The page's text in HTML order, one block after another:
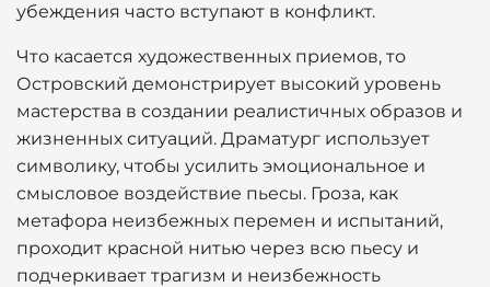
убеждения часто вступают в конфликт.
Что касается художественных приемов, то
Островский демонстрирует высокий уровень
мастерства в создании реалистичных образов и
жизненных ситуаций. Драматург использует
символику, чтобы усилить эмоциональное и
смысловое воздействие пьесы. Гроза, как
метафора неизбежных перемен и испытаний,
проходит красной нитью через всю пьесу и
подчеркивает трагизм и неизбежность